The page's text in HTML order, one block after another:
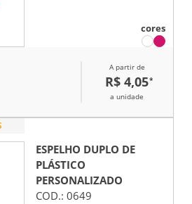
cores
A partir de
R$ 4,05*
a unidade
ESPELHO DUPLO DE
PLÁSTICO
PERSONALIZADO
COD.: 0649